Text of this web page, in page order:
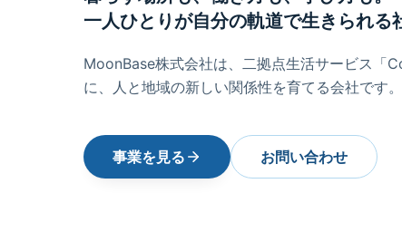
一人ひとりが自分の軌道で生きられる
MoonBase株式会社は、二拠点生活サービス「
に、人と地域の新しい関係性を育てる会社です。
事業を見る お問い合わせ